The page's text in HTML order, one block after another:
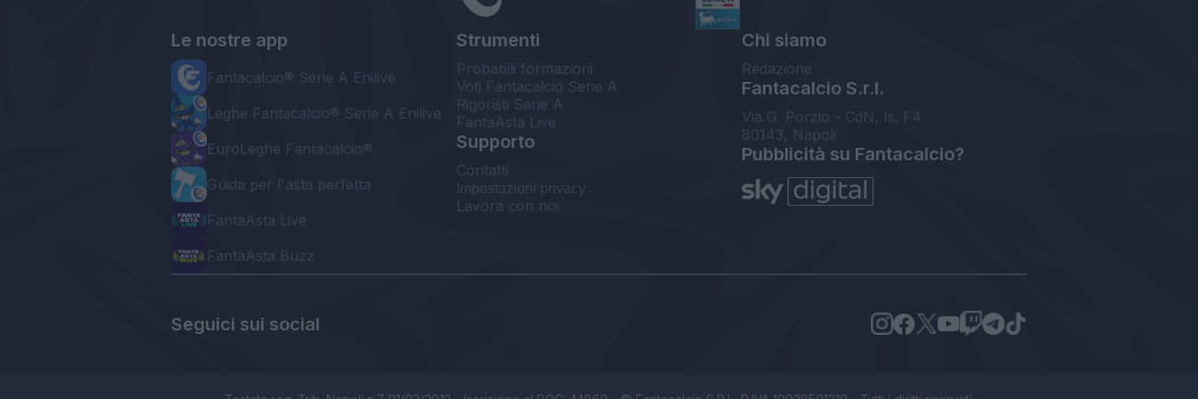
Le nostre app
Fantacalcio® Serie A Enilive
Leghe Fantacalcio® Serie A Enilive
EuroLeghe Fantacalcio®
Guida per l'asta perfetta
FantaAsta Live
FantaAsta Buzz
Strumenti
Probabili formazioni
Voti Fantacalcio Serie A
Rigoristi Serie A
FantaAsta Live
Supporto
Contatti
Impostazioni privacy
Lavora con noi
Chi siamo
Redazione
Fantacalcio S.r.l.
Via G. Porzio - CdN, Is. F4
80143, Napoli
Pubblicità su Fantacalcio?
Seguici sui social